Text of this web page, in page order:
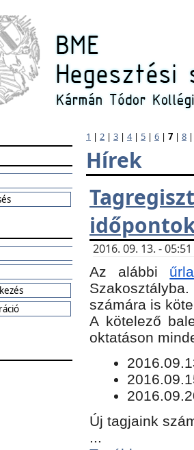
1 | 2 | 3 | 4| 5 | 6 | 7 | 8
Hírek
2016. 09. 13. -
Az alábbi
számára is
​A kötelező
oktatáson
Új tagjaink
...